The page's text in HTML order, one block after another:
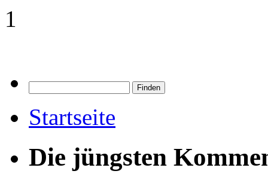
1
Startseite
Die jüngsten